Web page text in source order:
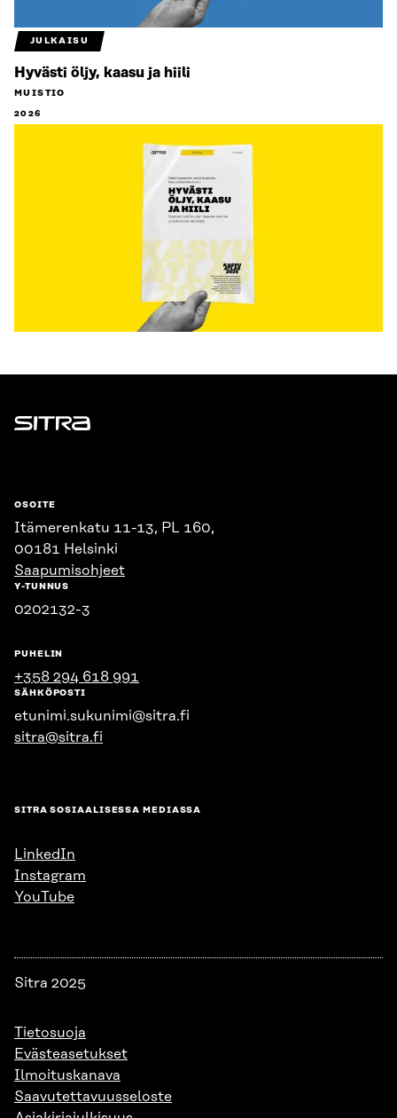
JULKAISU
Hyvästi öljy, kaasu ja hiili
MUISTIO
2026
Sitra
OSOITE
Itämerenkatu 11-13, PL 160,
00181 Helsinki
Saapumisohjeet
Y-TUNNUS
0202132-3
PUHELIN
+358 294 618 991
SÄHKÖPOSTI
etunimi.sukunimi@sitra.fi
sitra@sitra.fi
SITRA SOSIAALISESSA MEDIASSA
LinkedIn
Instagram
YouTube
Sitra 2025
Tietosuoja
Evästeasetukset
Ilmoituskanava
Saavutettavuusseloste